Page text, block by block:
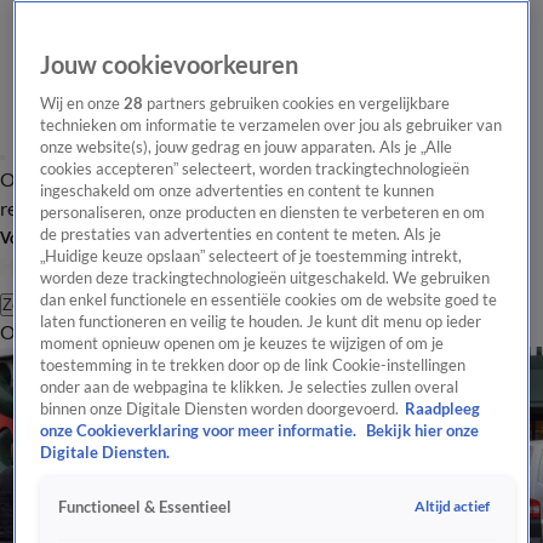
Overzicht Laatste nieuws Regionieuws Het beste van Hart
Tip de
redactie
Volg Hart van Nederland
Zoeken
OverzichtRegioUitzendingenWeerTip de redactiePanelVideo's
Jouw cookievoorkeuren
Wij en onze28 partners gebruiken cookies en vergelijkbare
technieken om informatie te verzamelen over jou als gebruiker van
onze website(s), jouw gedrag en jouw apparaten. Als je „Alle
cookies accepteren” selecteert, worden trackingtechnologieën
ingeschakeld om onze advertenties en content te kunnen
personaliseren, onze producten en diensten te verbeteren en om
de prestaties van advertenties en content te meten. Als je
„Huidige keuze opslaan” selecteert of je toestemming intrekt,
worden deze trackingtechnologieën uitgeschakeld. We gebruiken
dan enkel functionele en essentiële cookies om de website goed te
laten functioneren en veilig te houden. Je kunt dit menu op ieder
moment opnieuw openen om je keuzes te wijzigen of om je
toestemming in te trekken door op de link Cookie-instellingen
onder aan de webpagina te klikken. Je selecties zullen overal
binnen onze Digitale Diensten worden doorgevoerd. Raadpleeg
onze Cookieverklaring voor meer informatie.
Bekijk hier onze
Digitale Diensten.
Functioneel & Essentieel Altijd actief